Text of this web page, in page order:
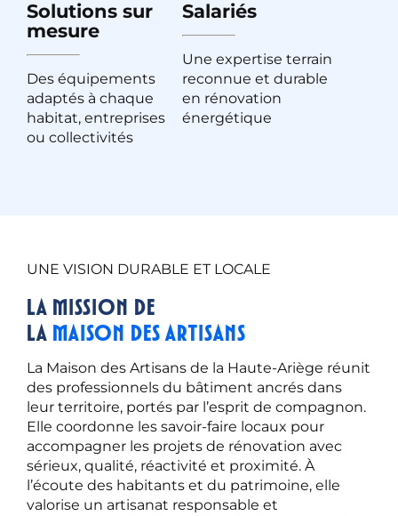
Solutions sur
mesure
Des équipements
adaptés à chaque
habitat, entreprises
ou collectivités
Salariés
Une expertise terrain
reconnue et durable
en rénovation
énergétique
UNE VISION DURABLE ET LOCALE
La mission de
la Maison des Artisans
La Maison des Artisans de la Haute-Ariège réunit
des professionnels du bâtiment ancrés dans
leur territoire, portés par l’esprit de compagnon.
Elle coordonne les savoir-faire locaux pour
accompagner les projets de rénovation avec
sérieux, qualité, réactivité et proximité. À
l’écoute des habitants et du patrimoine, elle
valorise un artisanat responsable et